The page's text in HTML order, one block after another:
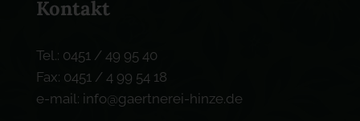
Kontakt
Tel.: 0451 / 49 95 40
Fax: 0451 / 4 99 54 18
e-mail: info@gaertnerei-hinze.de